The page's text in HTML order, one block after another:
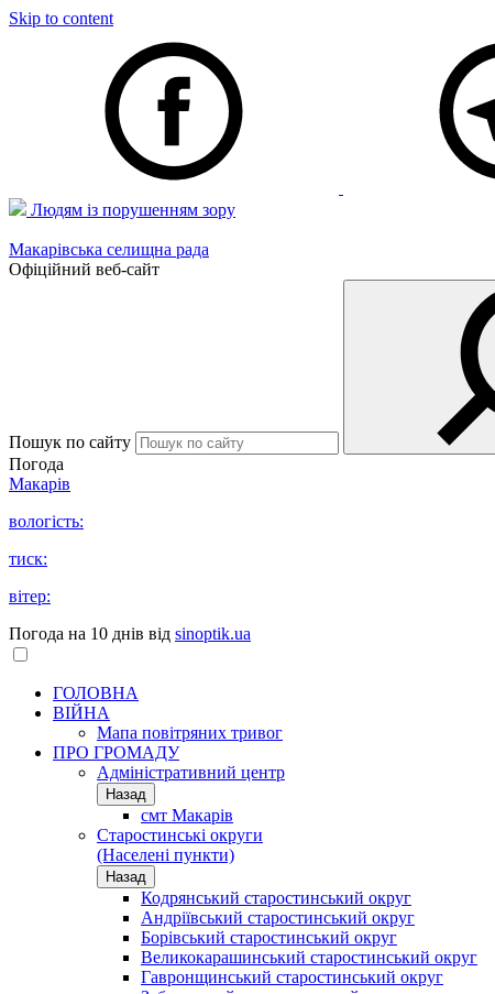
Skip to content
Людям із порушенням зору
Макарівська селищна рада
Офіційний веб-сайт
Пошук по сайту
Погода
Макарів
вологість:
тиск:
вітер:
Погода на 10 днів від sinoptik.ua
ГОЛОВНА
ВІЙНА
Мапа повітряних тривог
ПРО ГРОМАДУ
Aдміністративний центр
Назад
смт Макарів
Старостинські округи
(Населені пункти)
Назад
Кодрянський старостинський округ
Андріївський старостинський округ
Борівський старостинський округ
Великокарашинський старостинський округ
Гавронщинський старостинський округ